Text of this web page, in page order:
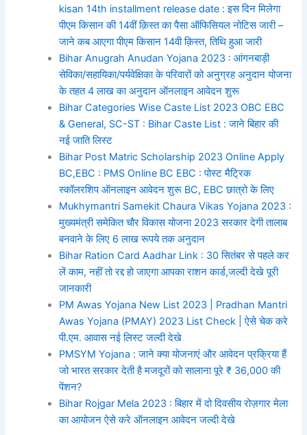
kisan 14th installment release date : इस दिन मिलेगा
पीएम किसान की 14वीं क़िस्त का पैसा ऑफिसियल नोटिस जारी –
जाने कब आएगा पीएम किसान 14वी क़िस्त, तिथि हुआ जारी
Bihar Anugrah Anudan Yojana 2023 : आंगनबाड़ी
सेविका/सहायिका/पर्यवेक्षिका के परिवारों को अनुग्रह अनुदान योजना
के तहत 4 लाख का अनुदान ऑनलाइन आवेदन शुरू
Bihar Categories Wise Caste List 2023 OBC EBC
& General, SC-ST : Bihar Caste List : जाने बिहार की
नई जाति लिस्ट
Bihar Post Matric Scholarship 2023 Online Apply
BC,EBC : PMS Online BC EBC : पोस्ट मैट्रिक
स्कॉलरशिप ऑनलाइन आवेदन शुरू BC, EBC छात्रो के लिए
Mukhymantri Samekit Chaura Vikas Yojana 2023 :
मुख्यमंत्री समेकित चौर विकास योजना 2023 सरकार देगी तालाब
बनवाने के लिए 6 लाख रूपये तक अनुदान
Bihar Ration Card Aadhar Link : 30 सितंबर से पहले कर
लें काम, नहीं तो रद्द हो जाएगा आपका राशन कार्ड,जल्दी देखे पूरी
जानकारी
PM Awas Yojana New List 2023 | Pradhan Mantri
Awas Yojana (PMAY) 2023 List Check | ऐसे चेक करे
पी.एम. आवास नई लिस्ट जल्दी देखे
PMSYM Yojana : जाने क्या योजनाएं और आवेदन प्रक्रिया हैं
जो भारत सरकार देती है मजदूरों को सालाना पूरे ₹ 36,000 की
पेंशन?
Bihar Rojgar Mela 2023 : बिहार में दो दिवसीय रोज़गार मेला
का आयोजन ऐसे करे ऑनलाइन आवेदन जल्दी देखे